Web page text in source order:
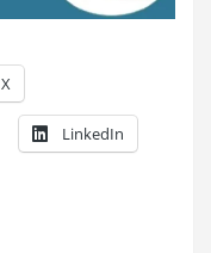
X
LinkedIn